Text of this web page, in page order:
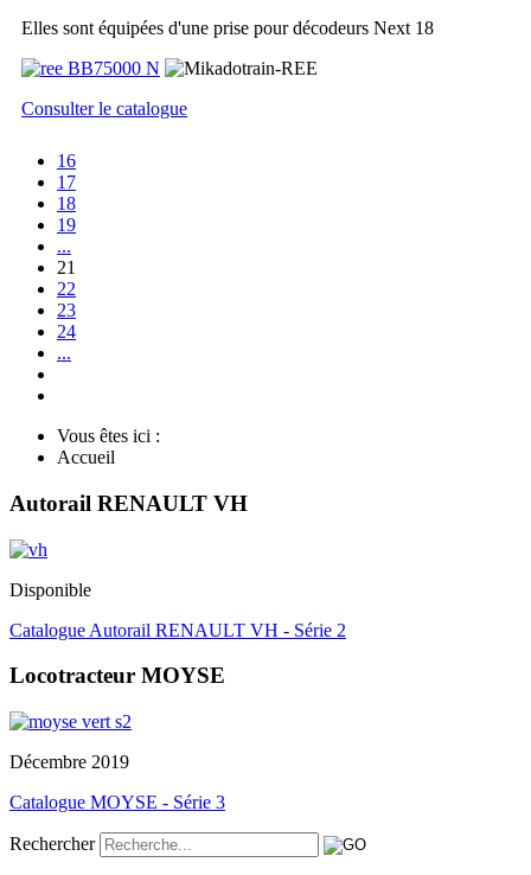
Elles sont équipées d'une prise pour décodeurs Next 18
Consulter le catalogue
16
17
18
19
...
21
22
23
24
...
Vous êtes ici :
Accueil
Autorail RENAULT VH
Disponible
Catalogue Autorail RENAULT VH - Série 2
Locotracteur MOYSE
Décembre 2019
Catalogue MOYSE - Série 3
Rechercher